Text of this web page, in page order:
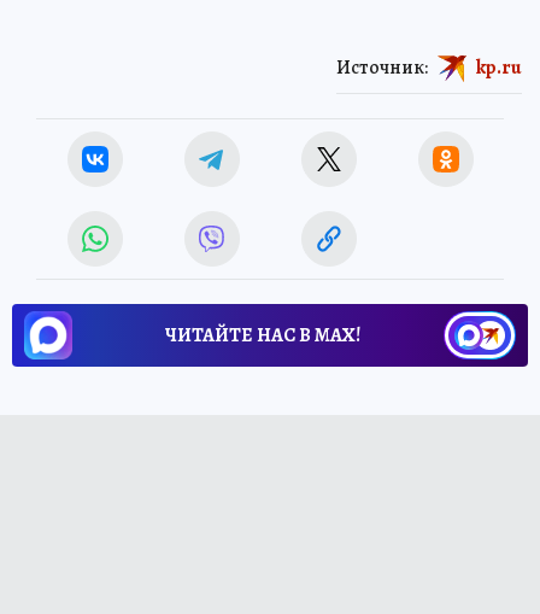
Источник: kp.ru
ЧИТАЙТЕ НАС В МАХ!